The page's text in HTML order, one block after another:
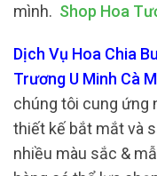
mình. Shop Hoa
Dịch Vụ Hoa Chia
Trương U Minh Cà
chúng tôi cung ứng
thiết kế bắt mắt và
nhiều màu sắc &